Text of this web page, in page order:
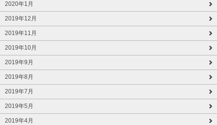
2020年1月
2019年12月
2019年11月
2019年10月
2019年9月
2019年8月
2019年7月
2019年5月
2019年4月